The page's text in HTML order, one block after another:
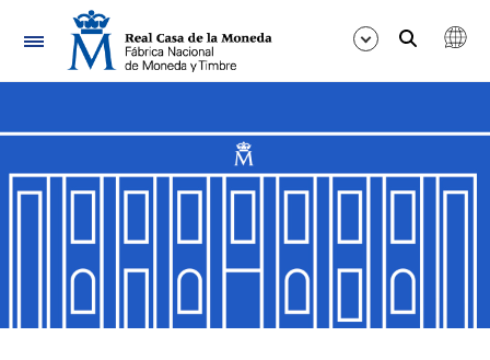
Navigation
Show/Hide
Show/Hide
Show/Hide